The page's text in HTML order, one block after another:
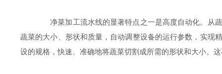
净菜加工流水线的显著特点之一是高度自动化。从蔬
蔬菜的大小、形状和质量，自动调整设备的运行参数，实现
设的规格，快速、准确地将蔬菜切割成所需的形状和大小。